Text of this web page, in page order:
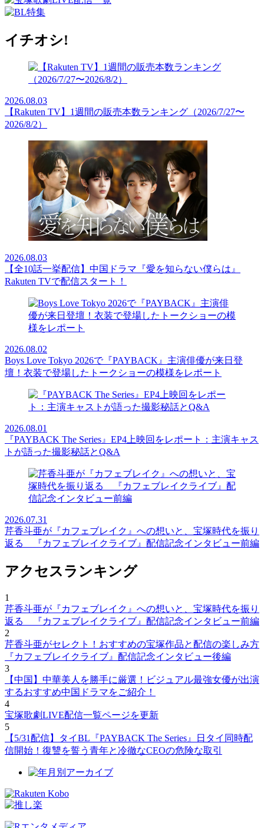
イチオシ!
2026.08.03
【Rakuten TV】1週間の販売本数ランキング（2026/7/27〜
2026/8/2）
2026.08.03
【全10話一挙配信】中国ドラマ『愛を知らない僕らは』
Rakuten TVで配信スタート！
2026.08.02
Boys Love Tokyo 2026で『PAYBACK』主演俳優が来日登
壇！衣装で登場したトークショーの模様をレポート
2026.08.01
『PAYBACK The Series』EP4上映回をレポート：主演キャス
トが語った撮影秘話とQ&A
2026.07.31
芹香斗亜が『カフェブレイク』への想いと、宝塚時代を振り
返る 『カフェブレイクライブ』配信記念インタビュー前編
アクセスランキング
1
芹香斗亜が『カフェブレイク』への想いと、宝塚時代を振り
返る 『カフェブレイクライブ』配信記念インタビュー前編
2
芹香斗亜がセレクト！おすすめの宝塚作品と配信の楽しみ方
『カフェブレイクライブ』配信記念インタビュー後編
3
【中国】中華美人を勝手に厳選！ビジュアル最強女優が出演
するおすすめ中国ドラマをご紹介！
4
宝塚歌劇LIVE配信一覧ページを更新
5
【5/31配信】タイBL『PAYBACK The Series』日タイ同時配
信開始！復讐を誓う青年と冷徹なCEOの危険な取引